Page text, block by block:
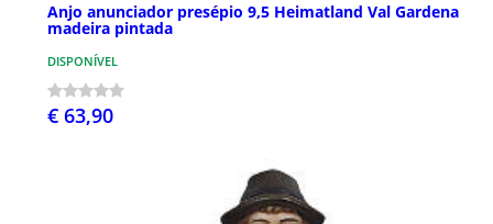
Anjo anunciador presépio 9,5 Heimatland Val Gardena
madeira pintada
DISPONÍVEL
€ 63,90